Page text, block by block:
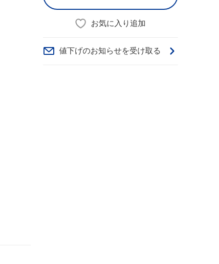
お気に入り追加
値下げのお知らせを受け取る